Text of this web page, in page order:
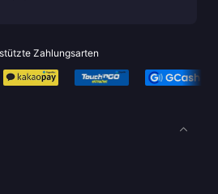
Zahlungsarten